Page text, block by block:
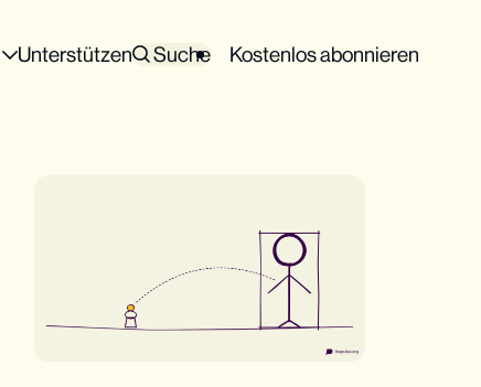
Unterstützen Suche Kostenlos abonnieren